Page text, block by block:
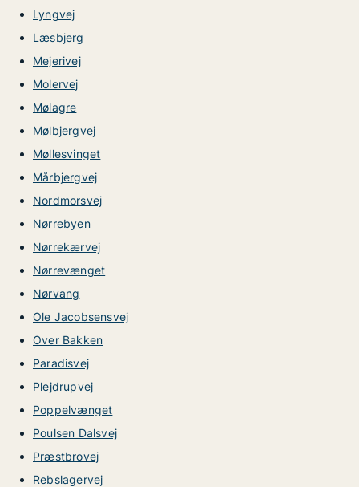
Lyngvej
Læsbjerg
Mejerivej
Molervej
Mølagre
Mølbjergvej
Møllesvinget
Mårbjergvej
Nordmorsvej
Nørrebyen
Nørrekærvej
Nørrevænget
Nørvang
Ole Jacobsensvej
Over Bakken
Paradisvej
Plejdrupvej
Poppelvænget
Poulsen Dalsvej
Præstbrovej
Rebslagervej